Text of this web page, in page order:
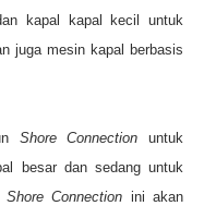
kapal kapal kecil untuk
juga mesin kapal berbasis
Shore Connection untuk
besar dan sedang untuk
Shore Connection ini akan